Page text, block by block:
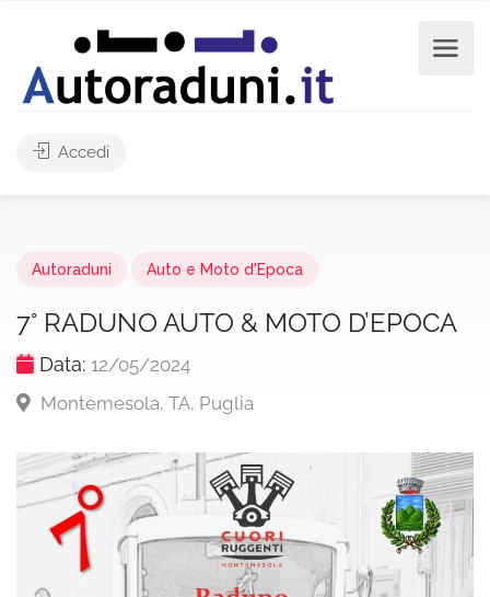
Accedi
Autoraduni Auto e Moto d'Epoca
7° RADUNO AUTO & MОТО D’EPOCA
Data: 12/05/2024
Montemesola, TA, Puglia